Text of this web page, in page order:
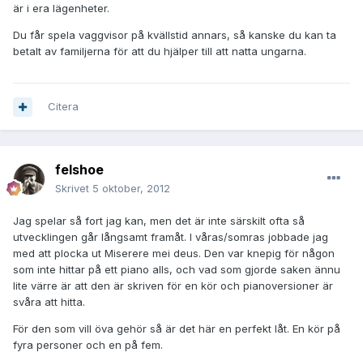
är i era lägenheter.
Du får spela vaggvisor på kvällstid annars, så kanske du kan ta
betalt av familjerna för att du hjälper till att natta ungarna.
Citera
felshoe
Skrivet 5 oktober, 2012
Jag spelar så fort jag kan, men det är inte särskilt ofta så
utvecklingen går långsamt framåt. I våras/somras jobbade jag
med att plocka ut Miserere mei deus. Den var knepig för någon
som inte hittar på ett piano alls, och vad som gjorde saken ännu
lite värre är att den är skriven för en kör och pianoversioner är
svåra att hitta.
För den som vill öva gehör så är det här en perfekt låt. En kör på
fyra personer och en på fem.